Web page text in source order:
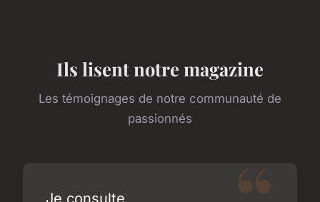
Ils lisent notre magazine
Les témoignages de notre communauté de
passionnés
Je consulte